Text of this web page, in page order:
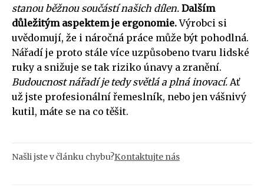
stanou běžnou součástí našich dílen. Dalším
důležitým aspektem je ergonomie.Výrobci si
uvědomují, že i náročná práce může být pohodlná.
Nářadí je proto stále více uzpůsobeno tvaru lidské
ruky a snižuje se tak riziko únavy a zranění.
Budoucnost nářadí je tedy světlá a plná inovací. Ať
už jste profesionální řemeslník, nebo jen vášnivý
kutil, máte se na co těšit.
Našli jste v článku chybu?Kontaktujte nás